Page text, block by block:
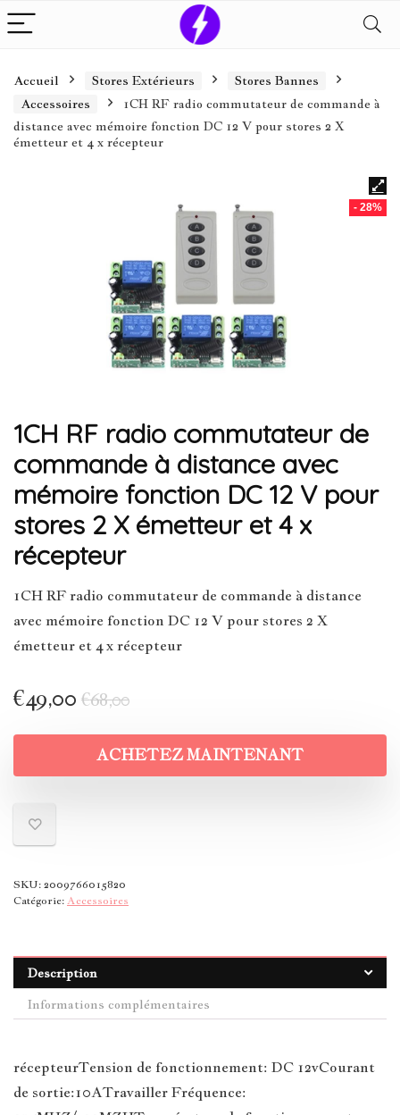
Accueil Stores Extérieurs
Stores Bannes
Accessoires
1CH RF radio commutateur de commande à
distance avec mémoire fonction DC 12 V pour stores 2 X
émetteur et 4 x récepteur
- 28%
1CH RF radio commutateur de
commande à distance avec
mémoire fonction DC 12 V pour
stores 2 X émetteur et 4 x
récepteur
1CH RF radio commutateur de commande à distance
avec mémoire fonction DC 12 V pour stores 2 X
émetteur et 4 x récepteur
€68,00
€49,00
ACHETEZ MAINTENANT
SKU:2009766015820
Catégorie:Accessoires
Description
Informations complémentaires
récepteurTension de fonctionnement: DC 12vCourant
de sortie:10ATravailler Fréquence: